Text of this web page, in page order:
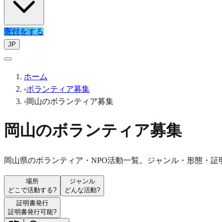
寄付をする
JP
ホーム
›ボランティア募集
›岡山のボランティア募集
岡山のボランティア募集
岡山県のボランティア・NPO活動一覧。ジャンル・形態・証
場所
どこで活動する?
ジャンル
どんな活動?
証明書発行
証明書発行可能?